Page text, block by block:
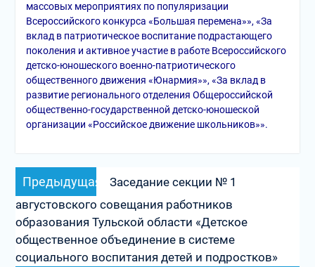
массовых мероприятиях по популяризации
Всероссийского конкурса «Большая перемена»», «За
вклад в патриотическое воспитание подрастающего
поколения и активное участие в работе Всероссийского
детско-юношеского военно-патриотического
общественного движения «Юнармия»», «За вклад в
развитие регионального отделения Общероссийской
общественно-государственной детско-юношеской
организации «Российское движение школьников»».
Навигация
по
записям
Предыдущая
запись:
Заседание секции № 1
августовского совещания работников
образования Тульской области «Детское
общественное объединение в системе
социального воспитания детей и подростков»